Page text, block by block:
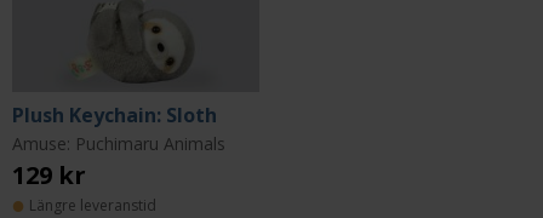
Plush Keychain: Sloth
Amuse: Puchimaru Animals
129 kr
Längre leveranstid